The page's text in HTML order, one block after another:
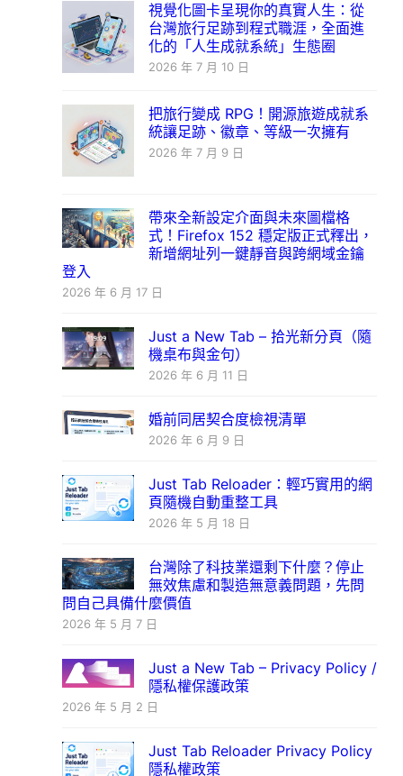
視覺化圖卡呈現你的真實人生：從
台灣旅行足跡到程式職涯，全面進
化的「人生成就系統」生態圈
2026 年 7 月 10 日
把旅行變成 RPG！開源旅遊成就系
統讓足跡、徽章、等級一次擁有
2026 年 7 月 9 日
帶來全新設定介面與未來圖檔格
式！Firefox 152 穩定版正式釋出，
新增網址列一鍵靜音與跨網域金鑰
登入
2026 年 6 月 17 日
Just a New Tab – 拾光新分頁（隨
機桌布與金句）
2026 年 6 月 11 日
婚前同居契合度檢視清單
2026 年 6 月 9 日
Just Tab Reloader：輕巧實用的網
頁隨機自動重整工具
2026 年 5 月 18 日
台灣除了科技業還剩下什麼？停止
無效焦慮和製造無意義問題，先問
問自己具備什麼價值
2026 年 5 月 7 日
Just a New Tab – Privacy Policy /
隱私權保護政策
2026 年 5 月 2 日
Just Tab Reloader Privacy Policy
隱私權政策